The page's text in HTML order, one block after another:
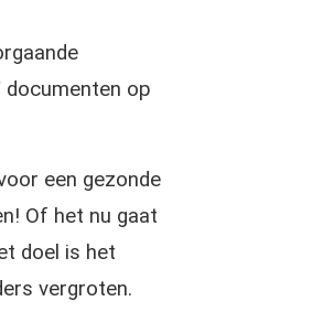
documenten op
een gezonde
Of het nu gaat
doel is het
vergroten.